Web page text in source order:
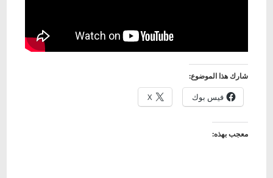
شارك هذا الموضوع:
فيس بوك X
معجب بهذه: